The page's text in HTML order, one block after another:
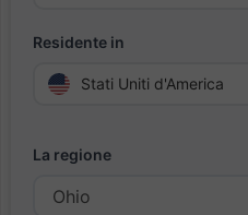
Residente in
Stati Uniti d'America
La regione